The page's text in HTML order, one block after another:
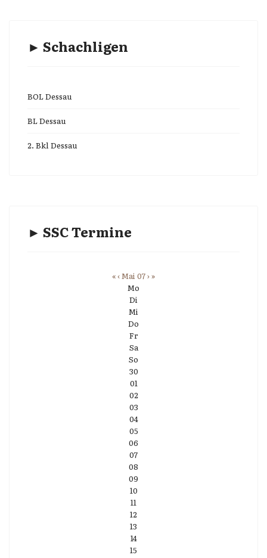
► Schachligen
BOL Dessau
BL Dessau
2. Bkl Dessau
► SSC Termine
«‹Mai 07›»
Mo
Di
Mi
Do
Fr
Sa
So
30
01
02
03
04
05
06
07
08
09
10
11
12
13
14
15